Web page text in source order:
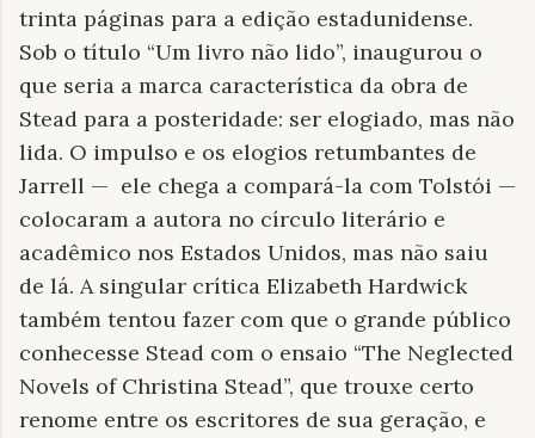
trinta páginas para a edição estadunidense.
Sob o título “Um livro não lido”, inaugurou o
que seria a marca característica da obra de
Stead para a posteridade: ser elogiado, mas não
lida. O impulso e os elogios retumbantes de
Jarrell — ele chega a compará-la com Tolstói —
colocaram a autora no círculo literário e
acadêmico nos Estados Unidos, mas não saiu
de lá. A singular crítica Elizabeth Hardwick
também tentou fazer com que o grande público
conhecesse Stead com o ensaio “The Neglected
Novels of Christina Stead”, que trouxe certo
renome entre os escritores de sua geração, e